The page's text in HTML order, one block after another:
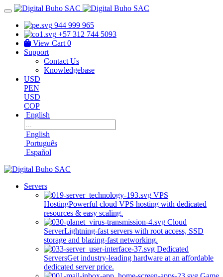
944 999 965
+57 312 744 5093
View Cart 0
Support
Contact Us
Knowledgebase
USD
PEN
USD
COP
English
English
Português
Español
Servers
VPS
HostingPowerful cloud VPS hosting with dedicated
resources & easy scaling.
Cloud
ServerLightning-fast servers with root access, SSD
storage and blazing-fast networking.
Dedicated
ServersGet industry-leading hardware at an affordable
dedicated server price.